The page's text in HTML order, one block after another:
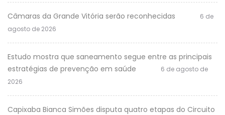
Câmaras da Grande Vitória serão reconhecidas
6 de
agosto de 2026
Estudo mostra que saneamento segue entre as principais
estratégias de prevenção em saúde
6 de agosto de
2026
Capixaba Bianca Simões disputa quatro etapas do Circuito